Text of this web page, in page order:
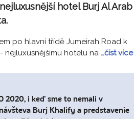
hotel Burj Al Arab
po hlavní třídě Jumeirah Road k
nejluxusnějšímu hotelu na …číst více
2020, i keď sme to nemali v
Burj Khalify a predstavenie